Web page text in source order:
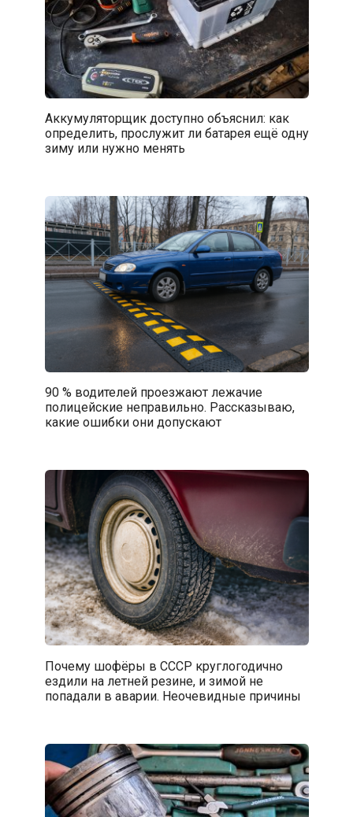
Аккумуляторщик доступно объяснил: как
определить, прослужит ли батарея ещё одну
зиму или нужно менять
90 % водителей проезжают лежачие
полицейские неправильно. Рассказываю,
какие ошибки они допускают
Почему шофёры в СССР круглогодично
ездили на летней резине, и зимой не
попадали в аварии. Неочевидные причины